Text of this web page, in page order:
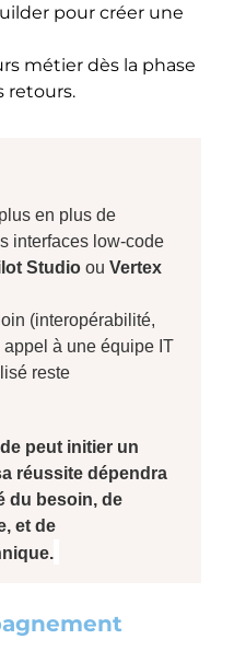
pour créer une
métier dès la phase
retours.
en plus de
interfaces low-code
Studio ou Vertex
(interopérabilité,
à une équipe IT
reste
peut initier un
réussite dépendra
du besoin, de
et de